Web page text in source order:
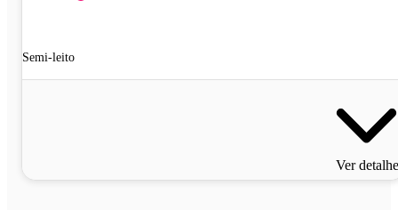
Semi-leito
Ver